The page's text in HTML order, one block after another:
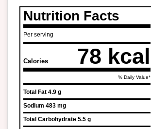
Nutrition Facts
Per serving
Calories 78 kcal
% Daily Value*
Total Fat 4.9 g
Sodium 483 mg
Total Carbohydrate 5.5 g